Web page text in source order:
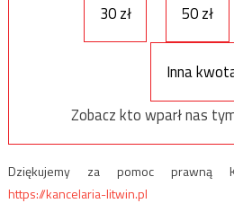
30 zł
50 zł
Inna
Zobacz kto wparł nas
Dziękujemy za pomoc prawną
https://kancelaria-litwin.pl